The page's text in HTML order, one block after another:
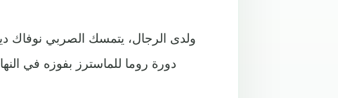
ولدى الرجال، يتمسك الصربي نوفاك
دورة روما للماسترز بفوزه في